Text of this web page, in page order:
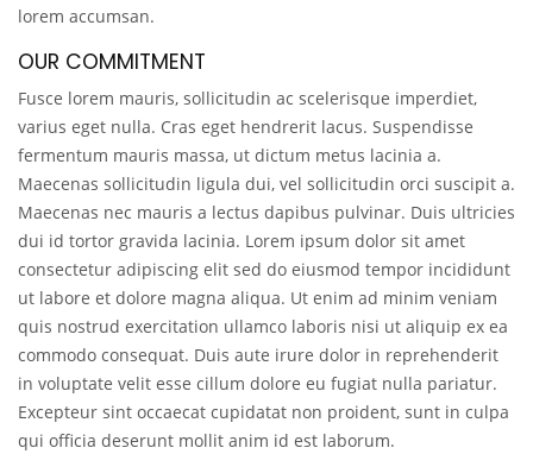
lorem accumsan.
OUR COMMITMENT
Fusce lorem mauris, sollicitudin ac scelerisque imperdiet,
varius eget nulla. Cras eget hendrerit lacus. Suspendisse
fermentum mauris massa, ut dictum metus lacinia a.
Maecenas sollicitudin ligula dui, vel sollicitudin orci suscipit a.
Maecenas nec mauris a lectus dapibus pulvinar. Duis ultricies
dui id tortor gravida lacinia. Lorem ipsum dolor sit amet
consectetur adipiscing elit sed do eiusmod tempor incididunt
ut labore et dolore magna aliqua. Ut enim ad minim veniam
quis nostrud exercitation ullamco laboris nisi ut aliquip ex ea
commodo consequat. Duis aute irure dolor in reprehenderit
in voluptate velit esse cillum dolore eu fugiat nulla pariatur.
Excepteur sint occaecat cupidatat non proident, sunt in culpa
qui officia deserunt mollit anim id est laborum.